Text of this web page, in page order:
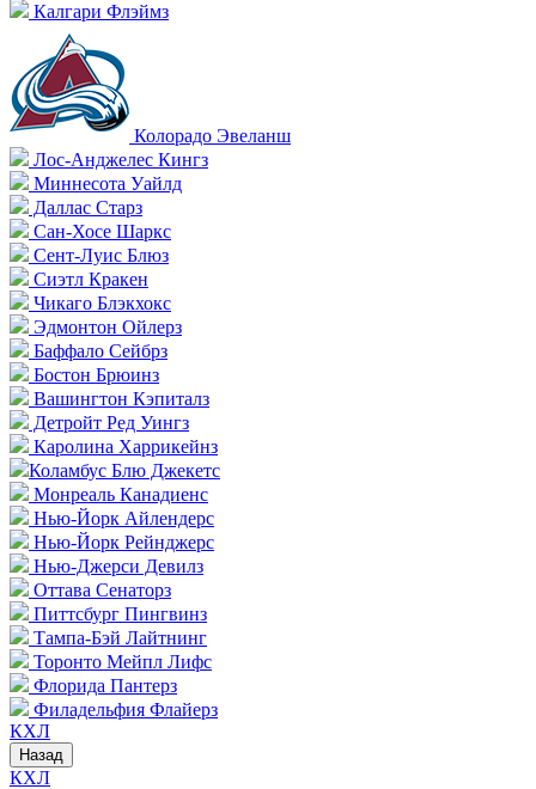
Калгари Флэймз
Колорадо Эвеланш
Лос-Анджелес Кингз
Миннесота Уайлд
Даллас Старз
Сан-Хосе Шаркс
Сент-Луис Блюз
Сиэтл Кракен
Чикаго Блэкхокс
Эдмонтон Ойлерз
Баффало Сейбрз
Бостон Брюинз
Вашингтон Кэпиталз
Детройт Ред Уингз
Каролина Харрикейнз
Коламбус Блю Джекетс
Монреаль Канадиенс
Нью-Йорк Айлендерс
Нью-Йорк Рейнджерс
Нью-Джерси Девилз
Оттава Сенаторз
Питтсбург Пингвинз
Тампа-Бэй Лайтнинг
Торонто Мейпл Лифс
Флорида Пантерз
Филадельфия Флайерз
КХЛ
Назад
КХЛ